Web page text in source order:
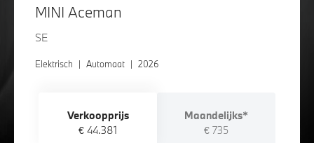
MINI Aceman
SE
Elektrisch | Automaat | 2026
Verkoopprijs
€ 44.381
Maandelijks*
€ 735